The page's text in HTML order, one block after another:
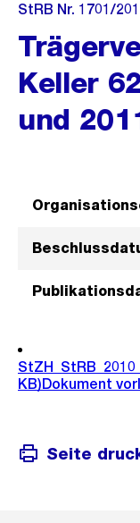
StRB Nr. 1701/
Keller
und
KB)Dokument
Seite